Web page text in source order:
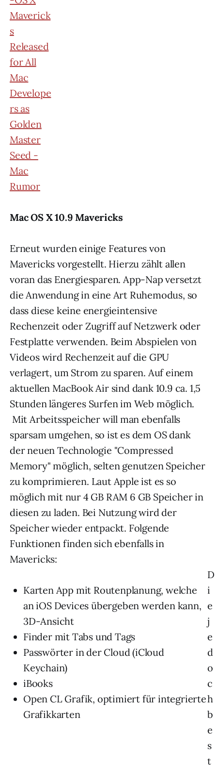
Mac OS X 10.9 Mavericks
Erneut wurden einige Features von
Mavericks vorgestellt. Hierzu zählt allen
voran das Energiesparen. App-Nap versetzt
die Anwendung in eine Art Ruhemodus, so
dass diese keine energieintensive
Rechenzeit oder Zugriff auf Netzwerk oder
Festplatte verwenden. Beim Abspielen von
Videos wird Rechenzeit auf die GPU
verlagert, um Strom zu sparen. Auf einem
aktuellen MacBook Air sind dank 10.9 ca. 1,5
Stunden längeres Surfen im Web möglich.
Mit Arbeitsspeicher will man ebenfalls
sparsam umgehen, so ist es dem OS dank
der neuen Technologie "Compressed
Memory" möglich, selten genutzen Speicher
zu komprimieren. Laut Apple ist es so
möglich mit nur 4 GB RAM 6 GB Speicher in
diesen zu laden. Bei Nutzung wird der
Speicher wieder entpackt. Folgende
Funktionen finden sich ebenfalls in
Mavericks:
Karten App mit Routenplanung, welche
an iOS Devices übergeben werden kann,
3D-Ansicht
Finder mit Tabs und Tags
Passwörter in der Cloud (iCloud
Keychain)
iBooks
Open CL Grafik, optimiert für integrierte
Grafikkarten
D
i
e
j
e
d
o
c
h
b
e
s
t